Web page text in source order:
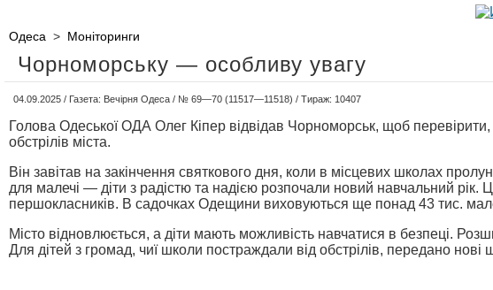
Одеса > Моніторинги
Чорноморську — особливу увагу
04.09.2025 / Газета: Вечірня Одеса / № 69—70 (11517—11518) / Тираж: 10407
Голова Одеської ОДА Олег Кіпер відвідав Чорноморськ, щоб перевірити,
обстрілів міста.
Він завітав на закінчення святкового дня, коли в місцевих школах
для малечі — діти з радістю та надією розпочали новий навчальний
першокласників. В садочках Одещини виховуються ще понад 43 тис.
Місто відновлюється, а діти мають можливість навчатися в безпеці.
Для дітей з громад, чиї школи постраждали від обстрілів, передано нові